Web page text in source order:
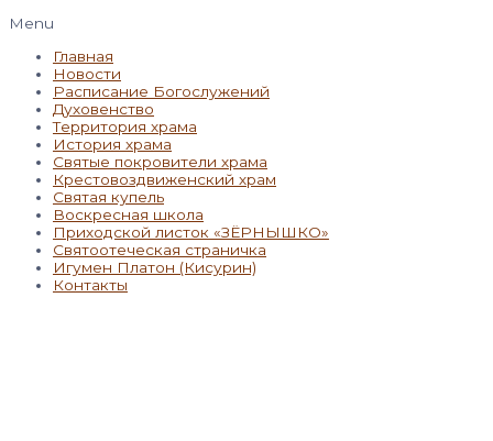
Menu
Главная
Новости
Расписание Богослужений
Духовенство
Территория храма
История храма
Святые покровители храма
Крестовоздвиженский храм
Святая купель
Воскресная школа
Приходской листок «ЗЁРНЫШКО»
Святоотеческая страничка
Игумен Платон (Кисурин)
Контакты